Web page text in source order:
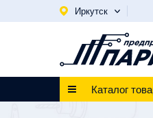
Иркутск
Каталог